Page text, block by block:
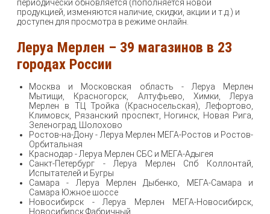
периодически обновляется (пополняется новой
продукцией, изменяются наличие, скидки, акции и т.д.) и
доступен для просмотра в режиме онлайн.
Леруа Мерлен – 39 магазинов в 23
городах России
Москва и Московская область - Леруа Мерлен
Мытищи, Красногорск, Алтуфьево, Химки, Леруа
Мерлен в ТЦ Тройка (Красносельская), Лефортово,
Климовск, Рязанский проспект, Ногинск, Новая Рига,
Зеленоград, Шолохово
Ростов-на-Дону - Леруа Мерлен МЕГА-Ростов и Ростов-
Орбитальная
Краснодар - Леруа Мерлен СБС и МЕГА-Адыгея
Санкт-Петербург - Леруа Мерлен Спб Коллонтай,
Испытателей и Бугры
Самара - Леруа Мерлен Дыбенко, МЕГА-Самара и
Самара Южное шоссе
Новосибирск - Леруа Мерлен МЕГА-Новосибирск,
Новосибирск Фабричный